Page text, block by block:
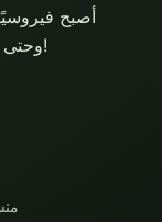
أصبح
وحتى أثار ديويتات وردود فعل من منشئين آخرين!